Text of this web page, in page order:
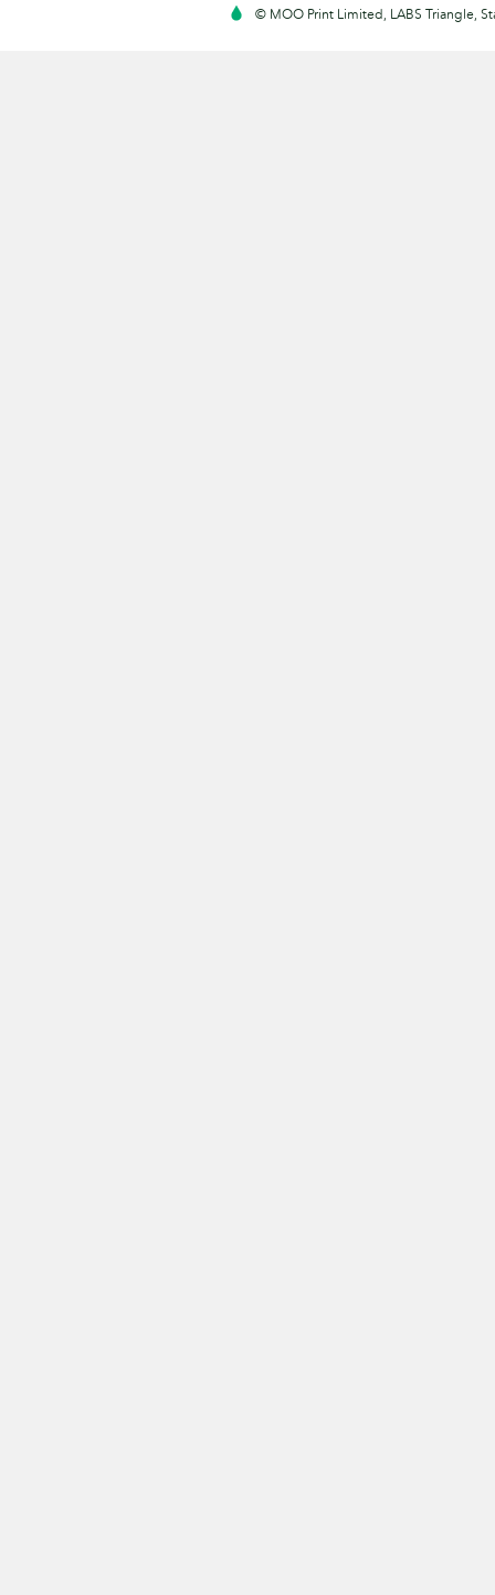
© MOO Print Limited, LABS Triangle,